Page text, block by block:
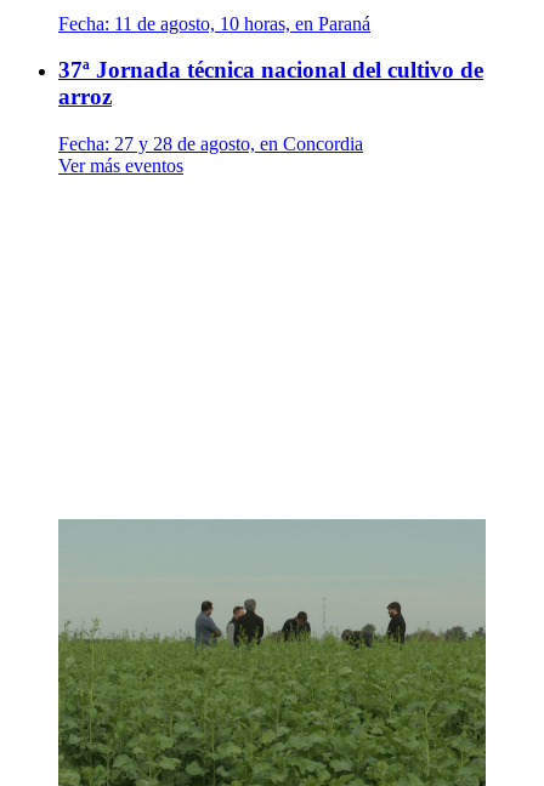
Fecha: 11 de agosto, 10 horas, en Paraná
37ª Jornada técnica nacional del cultivo de
arroz
Fecha: 27 y 28 de agosto, en Concordia
Ver más eventos